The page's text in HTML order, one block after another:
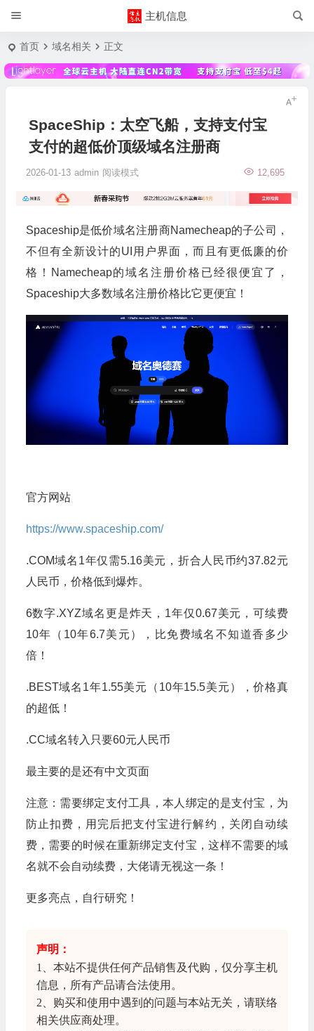
主机信息
首页 域名相关 正文
SpaceShip：太空飞船，支持支付宝
支付的超低价顶级域名注册商
2026-01-13 admin 12,695
阅读模式
Spaceship是低价域名注册商Namecheap的子公司，
不但有全新设计的UI用户界面，而且有更低廉的价
格！Namecheap的域名注册价格已经很便宜了，
Spaceship大多数域名注册价格比它更便宜！
官方网站
https://www.spaceship.com/
.COM域名1年仅需5.16美元，折合人民币约37.82元
人民币，价格低到爆炸。
6数字.XYZ域名更是炸天，1年仅0.67美元，可续费
10年（10年6.7美元），比免费域名不知道香多少
倍！
.BEST域名1年1.55美元（10年15.5美元），价格真
的超低！
.CC域名转入只要60元人民币
最主要的是还有中文页面
注意：需要绑定支付工具，本人绑定的是支付宝，为
防止扣费，用完后把支付宝进行解约，关闭自动续
费，需要的时候在重新绑定支付宝，这样不需要的域
名就不会自动续费，大佬请无视这一条！
更多亮点，自行研究！
声明：
1、本站不提供任何产品销售及代购，仅分享主机
信息 ，所有产品请合法使用。
2、购买和使用中遇到的问题与本站无关，请联络
相关供应商处理。